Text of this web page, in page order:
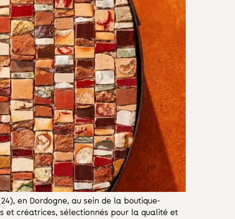
en Dordogne, au sein de la boutique-
et créatrices, sélectionnés pour la qualité et